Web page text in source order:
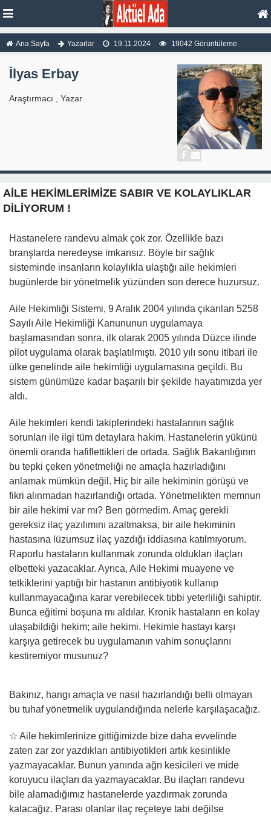
Ana Sayfa Yazarlar 19.11.2024 19042 Görüntüleme
İlyas Erbay
Araştırmacı , Yazar
AİLE HEKİMLERİMİZE SABIR VE KOLAYLIKLAR
DİLİYORUM !
Hastanelere randevu almak çok zor. Özellikle bazı
branşlarda neredeyse imkansız. Böyle bir sağlık
sisteminde insanların kolaylıkla ulaştığı aile hekimleri
bugünlerde bir yönetmelik yüzünden son derece huzursuz.
Aile Hekimliği Sistemi, 9 Aralık 2004 yılında çıkarılan 5258
Sayılı Aile Hekimliği Kanununun uygulamaya
başlamasından sonra, ilk olarak 2005 yılında Düzce ilinde
pilot uygulama olarak başlatılmıştı. 2010 yılı sonu itibari ile
ülke genelinde aile hekimliği uygulamasına geçildi. Bu
sistem günümüze kadar başarılı bir şekilde hayatımızda yer
aldı.
Aile hekimleri kendi takiplerindeki hastalarının sağlık
sorunları ile ilgi tüm detaylara hakim. Hastanelerin yükünü
önemli oranda hafiflettikleri de ortada. Sağlık Bakanlığının
bu tepki çeken yönetmeliği ne amaçla hazırladığını
anlamak mümkün değil. Hiç bir aile hekiminin görüşü ve
fikri alınmadan hazırlandığı ortada. Yönetmelikten memnun
bir aile hekimi var mı? Ben görmedim. Amaç gerekli
gereksiz ilaç yazılımını azaltmaksa, bir aile hekiminin
hastasına lüzumsuz ilaç yazdığı iddiasına katılmıyorum.
Raporlu hastaların kullanmak zorunda oldukları ilaçları
elbetteki yazacaklar. Ayrıca, Aile Hekimi muayene ve
tetkiklerini yaptığı bir hastanın antibiyotik kullanıp
kullanmayacağına karar verebilecek tıbbi yeterliliği sahiptir.
Bunca eğitimi boşuna mı aldılar. Kronik hastaların en kolay
ulaşabildiği hekim; aile hekimi. Hekimle hastayı karşı
karşıya getirecek bu uygulamanın vahim sonuçlarını
kestiremiyor musunuz?
Bakınız, hangı amaçla ve nasıl hazırlandığı belli olmayan
bu tuhaf yönetmelik uygulandığında nelerle karşılaşacağız.
☆ Aile hekimlerinize gittiğimizde bize daha evvelinde
zaten zar zor yazdıkları antibiyotikleri artık kesinlikle
yazmayacaklar. Bunun yanında ağrı kesicileri ve mide
koruyucu ilaçları da yazmayacaklar. Bu ilaçları randevu
bile alamadığımız hastanelerde yazdırmak zorunda
kalacağız. Parası olanlar ilaç reçeteye tabi değilse